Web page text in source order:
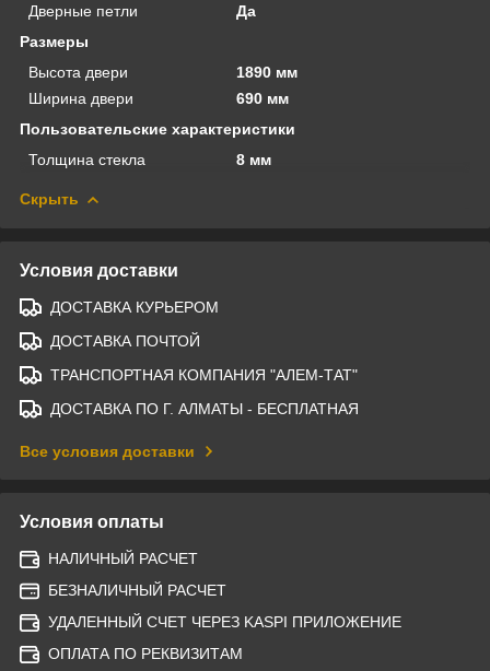
Дверные петли
Да
Размеры
Высота двери
1890 мм
Ширина двери
690 мм
Пользовательские характеристики
Толщина стекла
8 мм
Скрыть
Условия доставки
ДОСТАВКА КУРЬЕРОМ
ДОСТАВКА ПОЧТОЙ
ТРАНСПОРТНАЯ КОМПАНИЯ "АЛЕМ-ТАТ"
ДОСТАВКА ПО Г. АЛМАТЫ - БЕСПЛАТНАЯ
Все условия доставки
Условия оплаты
НАЛИЧНЫЙ РАСЧЕТ
БЕЗНАЛИЧНЫЙ РАСЧЕТ
УДАЛЕННЫЙ СЧЕТ ЧЕРЕЗ KASPI ПРИЛОЖЕНИЕ
ОПЛАТА ПО РЕКВИЗИТАМ